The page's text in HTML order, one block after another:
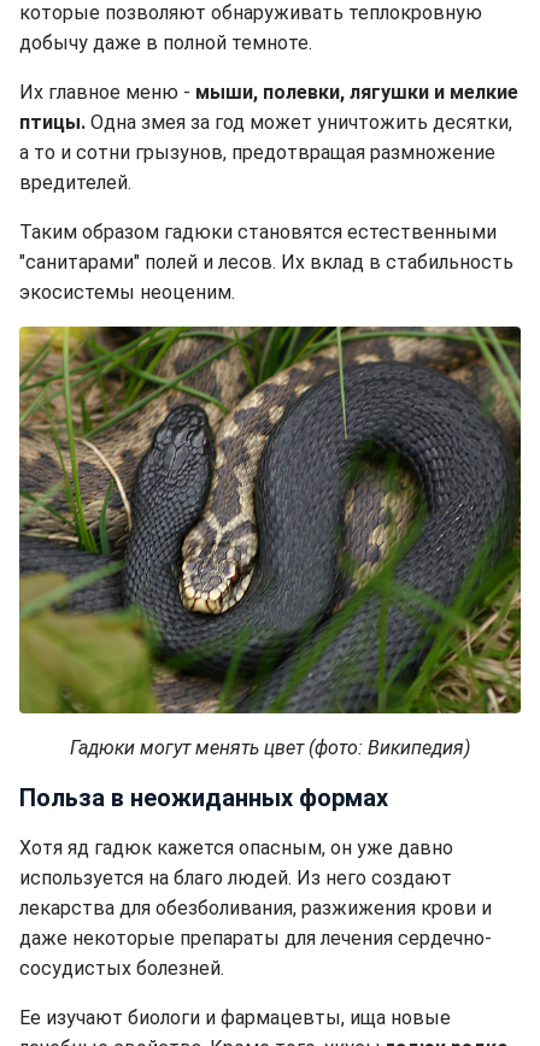
которые позволяют обнаруживать теплокровную
добычу даже в полной темноте.
Их главное меню - мыши, полевки, лягушки и мелкие
птицы. Одна змея за год может уничтожить десятки,
а то и сотни грызунов, предотвращая размножение
вредителей.
Таким образом гадюки становятся естественными
"санитарами" полей и лесов. Их вклад в стабильность
экосистемы неоценим.
Гадюки могут менять цвет (фото: Википедия)
Польза в неожиданных формах
Хотя яд гадюк кажется опасным, он уже давно
используется на благо людей. Из него создают
лекарства для обезболивания, разжижения крови и
даже некоторые препараты для лечения сердечно-
сосудистых болезней.
Ее изучают биологи и фармацевты, ища новые